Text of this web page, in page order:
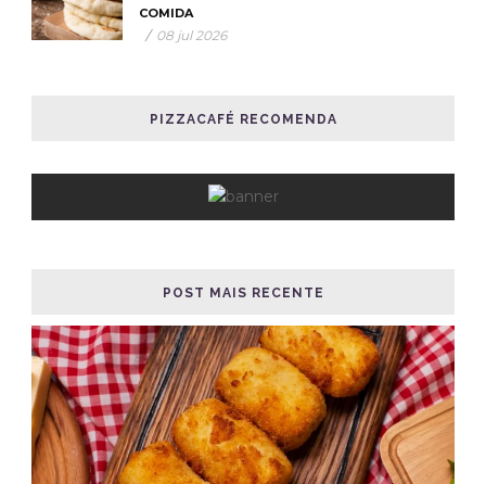
COMIDA
/ 08 jul 2026
PIZZACAFÉ RECOMENDA
POST MAIS RECENTE